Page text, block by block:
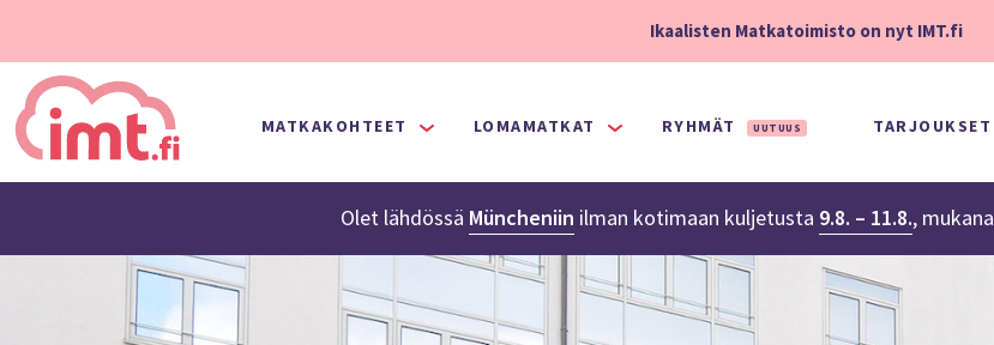
Ikaalisten Matkatoimisto on nyt IMT.fi
MATKAKOHTEET LOMAMATKAT RYHMÄT UUTUUS TARJOUKSET
Olet lähdössä Müncheniin ilman kotimaan kuljetusta 9.8. – 11.8., mukana